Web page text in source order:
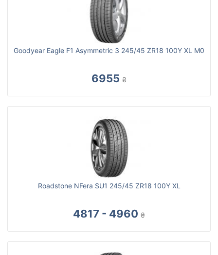
Goodyear Eagle F1 Asymmetric 3 245/45 ZR18 100Y XL M0
6955 ₴
Roadstone NFera SU1 245/45 ZR18 100Y XL
4817 - 4960 ₴